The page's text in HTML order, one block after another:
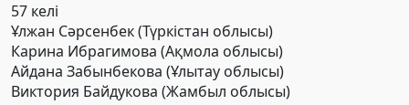
57 келі
Ұлжан Сәрсенбек (Түркістан облысы)
Карина Ибрагимова (Ақмола облысы)
Айдана Забынбекова (Ұлытау облысы)
Виктория Байдукова (Жамбыл облысы)